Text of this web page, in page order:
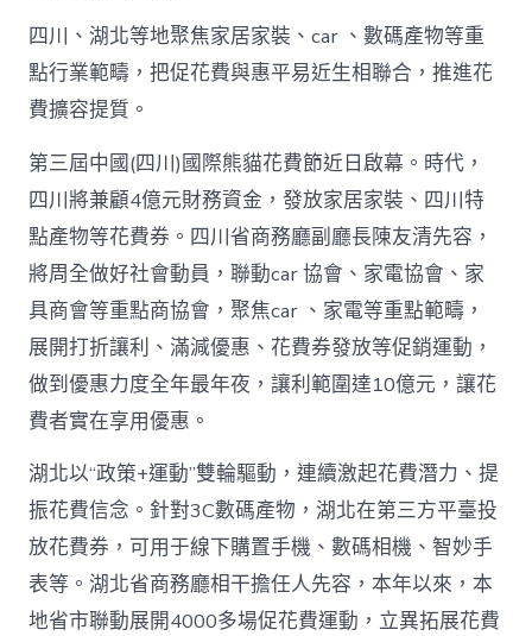
滅
花
費
_
中
國
網〉
中
四川、湖北等地聚焦家居家裝、car 、數碼產物等重
點行業範疇，把促花費與惠平易近生相聯合，推進花
費擴容提質。
第三屆中國(四川)國際熊貓花費節近日啟幕。時代，
四川將兼顧4億元財務資金，發放家居家裝、四川特
點產物等花費券。四川省商務廳副廳長陳友清先容，
將周全做好社會動員，聯動car 協會、家電協會、家
具商會等重點商協會，聚焦car 、家電等重點範疇，
展開打折讓利、滿減優惠、花費券發放等促銷運動，
做到優惠力度全年最年夜，讓利範圍達10億元，讓花
費者實在享用優惠。
湖北以“政策+運動”雙輪驅動，連續激起花費潛力、提
振花費信念。針對3C數碼產物，湖北在第三方平臺投
放花費券，可用于線下購置手機、數碼相機、智妙手
表等。湖北省商務廳相干擔任人先容，本年以來，本
地省市聯動展開4000多場促花費運動，立異拓展花費